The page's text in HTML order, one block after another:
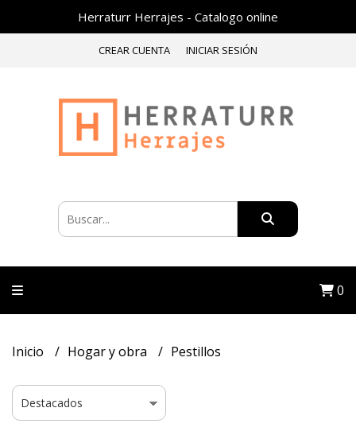
Herraturr Herrajes - Catalogo online
CREAR CUENTA INICIAR SESIÓN
0
Inicio Hogar y obra Pestillos